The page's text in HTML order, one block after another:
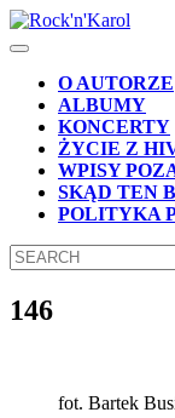
Skip
to
Skip
content
Open
ButtonO AUTORZE
ALBUMY
KONCERTY
ŻYCIE Z
WPISY
SKĄD TEN
POLITYKA
CLOSE
BUTTON
Search
for:
146
fot. Bartek